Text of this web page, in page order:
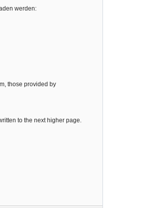
werden:
those provided by
to the next higher page.